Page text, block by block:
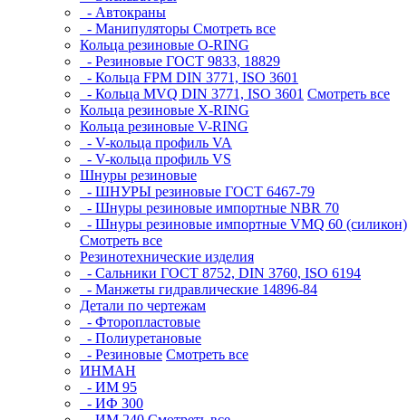
- Автокраны
- Манипуляторы Смотреть все
Кольца резиновые O-RING
- Резиновые ГОСТ 9833, 18829
- Кольца FPM DIN 3771, ISO 3601
- Кольца MVQ DIN 3771, ISO 3601 Смотреть все
Кольца резиновые Х-RING
Кольца резиновые V-RING
- V-кольца профиль VA
- V-кольца профиль VS
Шнуры резиновые
- ШНУРЫ резиновые ГОСТ 6467-79
- Шнуры резиновые импортные NBR 70
- Шнуры резиновые импортные VMQ 60 (силикон)
Смотреть все
Резинотехнические изделия
- Сальники ГОСТ 8752, DIN 3760, ISO 6194
- Манжеты гидравлические 14896-84
Детали по чертежам
- Фторопластовые
- Полиуретановые
- Резиновые Смотреть все
ИНМАН
- ИМ 95
- ИФ 300